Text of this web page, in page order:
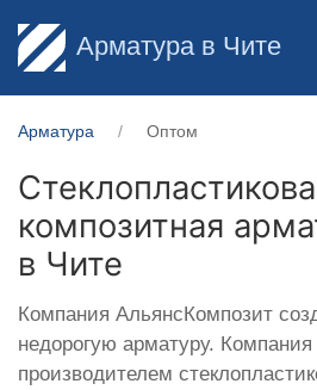
Арматура в Чите
Арматура Оптом
композитная
в Чите
Компания АльянсКомпозит
недорогую арматуру. Компания
производителем